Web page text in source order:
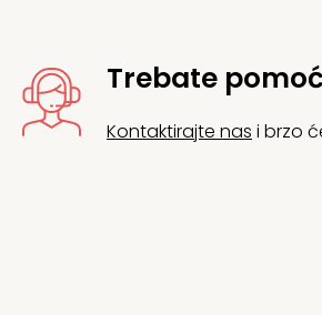
Trebate
Kontaktirajte nas i brzo